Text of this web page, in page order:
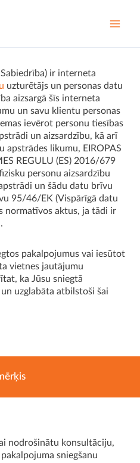
ir interneta
uzturētājs un personas datu
aizsargā šīs interneta
un savu klientu personas
ievērot personu tiesības
un aizsardzību, kā arī
apstrādes likumu, EIROPAS
REGULU (ES) 2016/679
personu aizsardzību
un šādu datu brīvu
95/46/EK (Vispārīgā datu
normatīvos aktus, ja tādi ir
pakalpojumus vai iesūtot
vietnes jautājumu
ka Jūsu sniegtā
uzglabāta atbilstoši šai
nodrošinātu konsultāciju,
sniegšanu